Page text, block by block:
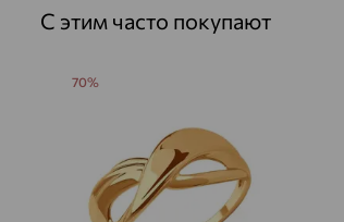
С этим часто покупают
70%